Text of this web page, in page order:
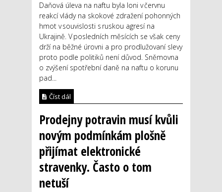
Daňová úleva na naftu byla loni v červnu
reakcí vlády na skokové zdražení pohonných
hmot v souvislosti s ruskou agresí na
Ukrajině. V posledních měsících se však ceny
drží na běžné úrovni a pro prodlužovaní slevy
proto podle politiků není důvod. Sněmovna
o zvýšení spotřební daně na naftu o korunu
pad...
Číst dál
Prodejny potravin musí kvůli
novým podmínkám plošně
přijímat elektronické
stravenky. Často o tom
netuší